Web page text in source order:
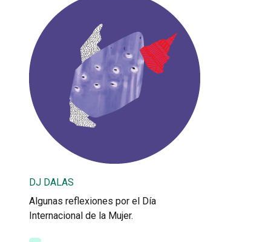
DJ DALAS
Algunas reflexiones por el Día
Internacional de la Mujer.